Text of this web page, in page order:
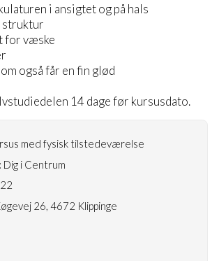
i ansigtet og på hals
struktur
for væske
også får en fin glød
14 dage før kursusdato.
med fysisk tilstedeværelse
Dig i Centrum
26, 4672 Klippinge